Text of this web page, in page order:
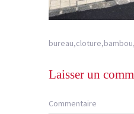
Laisser un
Commentaire